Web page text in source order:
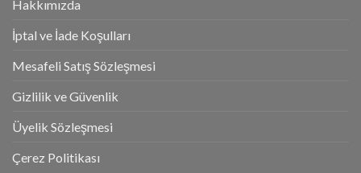
Hakkımızda
İptal ve İade Koşulları
Mesafeli Satış Sözleşmesi
Gizlilik ve Güvenlik
Üyelik Sözleşmesi
Çerez Politikası